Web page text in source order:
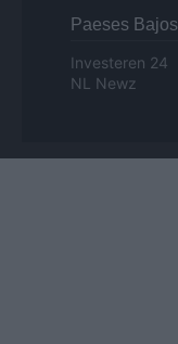
Paeses Bajos
Investeren 24
NL Newz